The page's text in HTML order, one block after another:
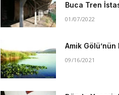
Buca Tren
01/07/2022
Amik Gölü’nün
09/16/2021